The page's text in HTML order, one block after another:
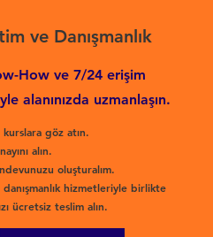
ve Danışmanlık
How ve 7/24 erişim
alanınızda uzmanlaşın.
göz atın.
alın.
oluşturalım.
hizmetleriyle birlikte
ücretsiz teslim alın.